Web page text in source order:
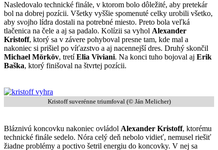
Nasledovalo technické finále, v ktorom bolo dôležité, aby pretekár
bol na dobrej pozícii. Všetky vyššie spomenuté celky urobili všetko,
aby svojho lídra dostali na potrebné miesto. Preto bola veľká
tlačenica na čele a aj sa padalo. Kolízii sa vyhol Alexander
Kristoff, ktorý sa v závere pohyboval presne tam, kde mal a
nakoniec si prišiel po víťazstvo a aj nacennejší dres. Druhý skončil
Michael Mörköv, tretíElia Viviani. Na konci tuho bojoval aj Erik
Baška, ktorý finišoval na štvrtej pozícii.
Kristoff suverénne triumfoval (© Ján Melicher)
Bláznivú koncovku nakoniec ovládol Alexander Kristoff, ktorému
technické finále sedelo. Nóra celý deň nebolo vidieť, nemusel riešiť
žiadne problémy a poctivo šetril energiu do koncovky. V nej sa